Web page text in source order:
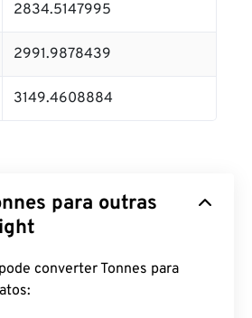
2834.5147995
2991.9878439
3149.4608884
para outras
converter Tonnes para